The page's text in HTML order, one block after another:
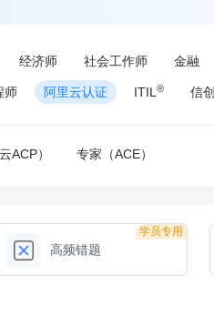
经济师 社会工作师 金融
师 阿里云认证 ITIL ® 信创
ACP） 专家（ACE）
学员专用
高频错题